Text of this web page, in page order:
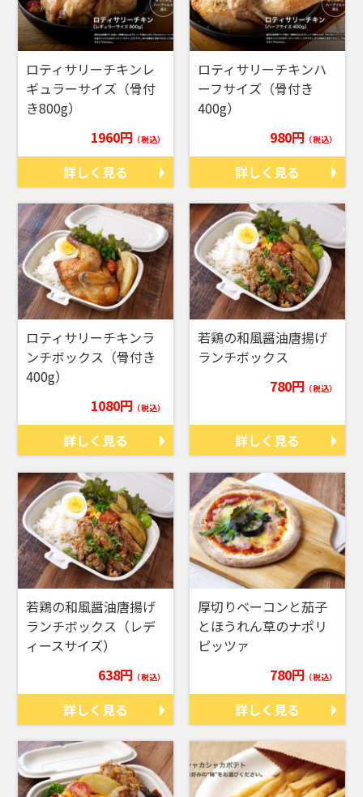
ロティサリーチキンレ
ギュラーサイズ（骨付
き800g）
1960円 （税込）
詳しく見る
ロティサリーチキンハ
ーフサイズ（骨付き
400g）
980円 （税込）
詳しく見る
ロティサリーチキンラ
ンチボックス（骨付き
400g）
1080円 （税込）
詳しく見る
若鶏の和風醤油唐揚げ
ランチボックス
780円 （税込）
詳しく見る
若鶏の和風醤油唐揚げ
ランチボックス（レデ
ィースサイズ）
638円 （税込）
詳しく見る
厚切りベーコンと茄子
とほうれん草のナポリ
ピッツァ
780円 （税込）
詳しく見る